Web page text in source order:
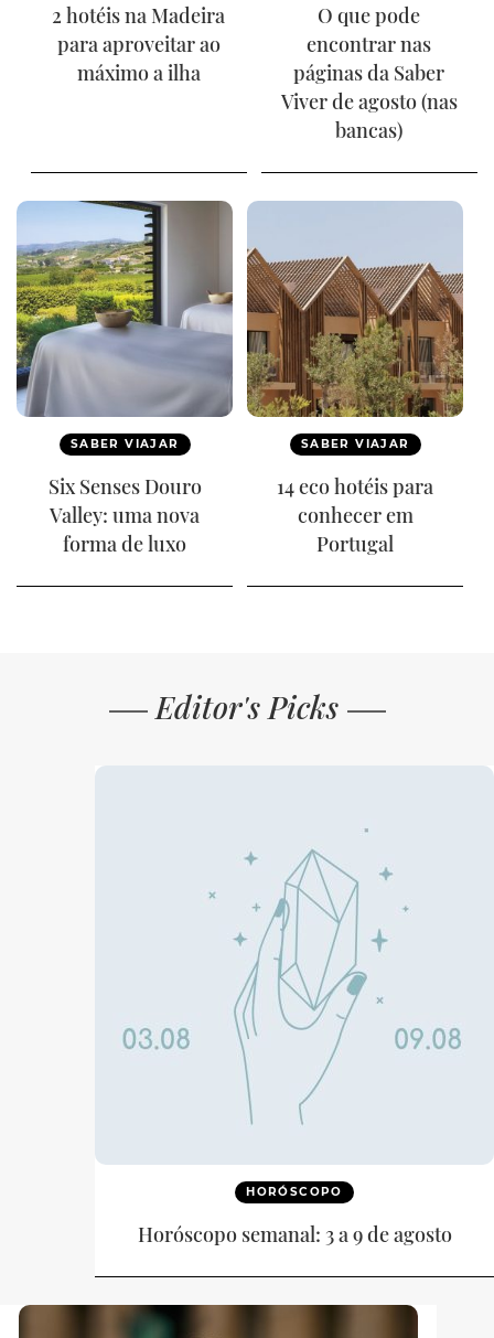
2 hotéis na Madeira
para aproveitar ao
máximo a ilha
O que pode
encontrar nas
páginas da Saber
Viver de agosto (nas
bancas)
SABER VIAJAR
Six Senses Douro
Valley: uma nova
forma de luxo
SABER VIAJAR
14 eco hotéis para
conhecer em
Portugal
Editor's Picks
HORÓSCOPO
Horóscopo semanal: 3 a 9 de agosto